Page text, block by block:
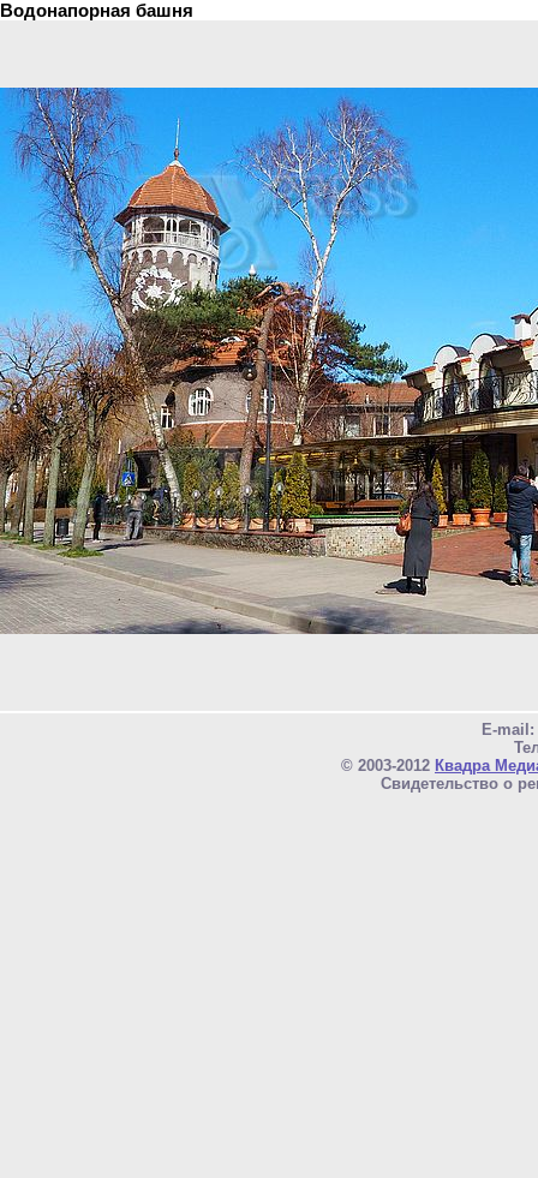
Водонапорная башня
E-mail:
© 2003-2012 Квадра
Свидетельство о